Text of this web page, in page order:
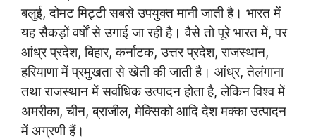
बलुई, दोमट मिट्टी सबसे उपयुक्त मानी जाती है। भारत में
यह सैकड़ों वर्षों से उगाई जा रही है। वैसे तो पूरे भारत में, पर
आंध्र प्रदेश, बिहार, कर्नाटक, उत्तर प्रदेश, राजस्थान,
हरियाणा में प्रमुखता से खेती की जाती है। आंध्र, तेलंगाना
तथा राजस्थान में सर्वाधिक उत्पादन होता है, लेकिन विश्व में
अमरीका, चीन, ब्राजील, मेक्सिको आदि देश मक्का उत्पादन
में अग्रणी हैं।